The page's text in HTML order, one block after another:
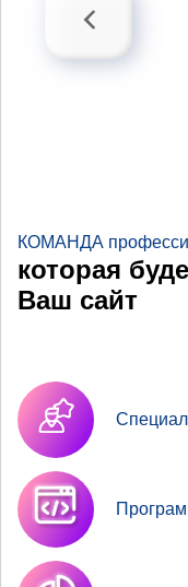
КОМАНДА
которая
Ваш сайт